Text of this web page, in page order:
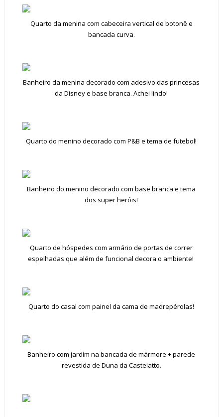
Quarto da menina com cabeceira vertical de botonê e
bancada curva.
Banheiro da menina decorado com adesivo das princesas
da Disney e base branca. Achei lindo!
Quarto do menino decorado com P&B e tema de futebol!
Banheiro do menino decorado com base branca e tema
dos super heróis!
Quarto de hóspedes com armário de portas de correr
espelhadas que além de funcional decora o ambiente!
Quarto do casal com painel da cama de madrepérolas!
Banheiro com jardim na bancada de mármore + parede
revestida de Duna da Castelatto.